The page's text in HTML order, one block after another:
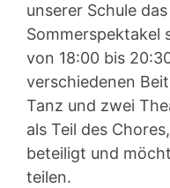
unserer Schule
Sommerspektakel
von 18:00 bis
verschiedenen
Tanz und zwei
als Teil des
beteiligt und
teilen.